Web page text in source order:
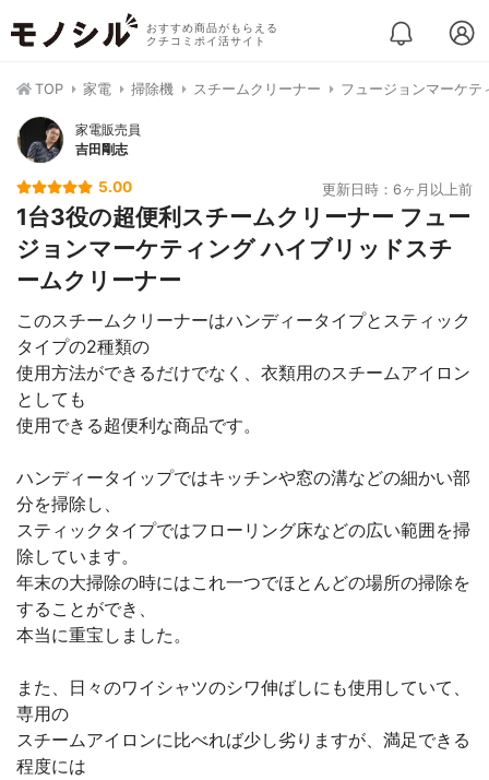
おすすめ商品がもらえる
クチコミポイ活サイト
TOP 家電 掃除機 スチームクリーナー フュージョンマーケ
家電販売員
吉田剛志
5.00 更新日時：6ヶ月以上前
1台3役の超便利スチームクリーナー フュー
ジョンマーケティング ハイブリッドスチ
ームクリーナー
このスチームクリーナーはハンディータイプとスティック
タイプの2種類の
使用方法ができるだけでなく、衣類用のスチームアイロン
としても
使用できる超便利な商品です。
ハンディータイップではキッチンや窓の溝などの細かい部
分を掃除し、
スティックタイプではフローリング床などの広い範囲を掃
除しています。
年末の大掃除の時にはこれ一つでほとんどの場所の掃除を
することができ、
本当に重宝しました。
また、日々のワイシャツのシワ伸ばしにも使用していて、
専用の
スチームアイロンに比べれば少し劣りますが、満足できる
程度には